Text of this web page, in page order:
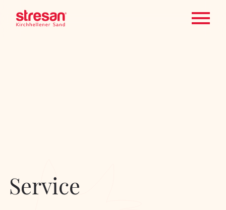
Service